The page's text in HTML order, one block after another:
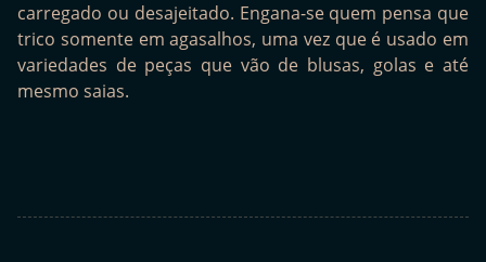
carregado ou desajeitado. Engana-se quem pensa que
trico somente em agasalhos, uma vez que é usado em
variedades de peças que vão de blusas, golas e até
mesmo saias.